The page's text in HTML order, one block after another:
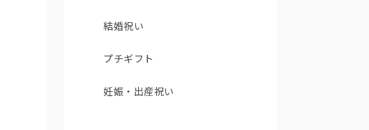
結婚祝い
プチギフト
妊娠・出産祝い